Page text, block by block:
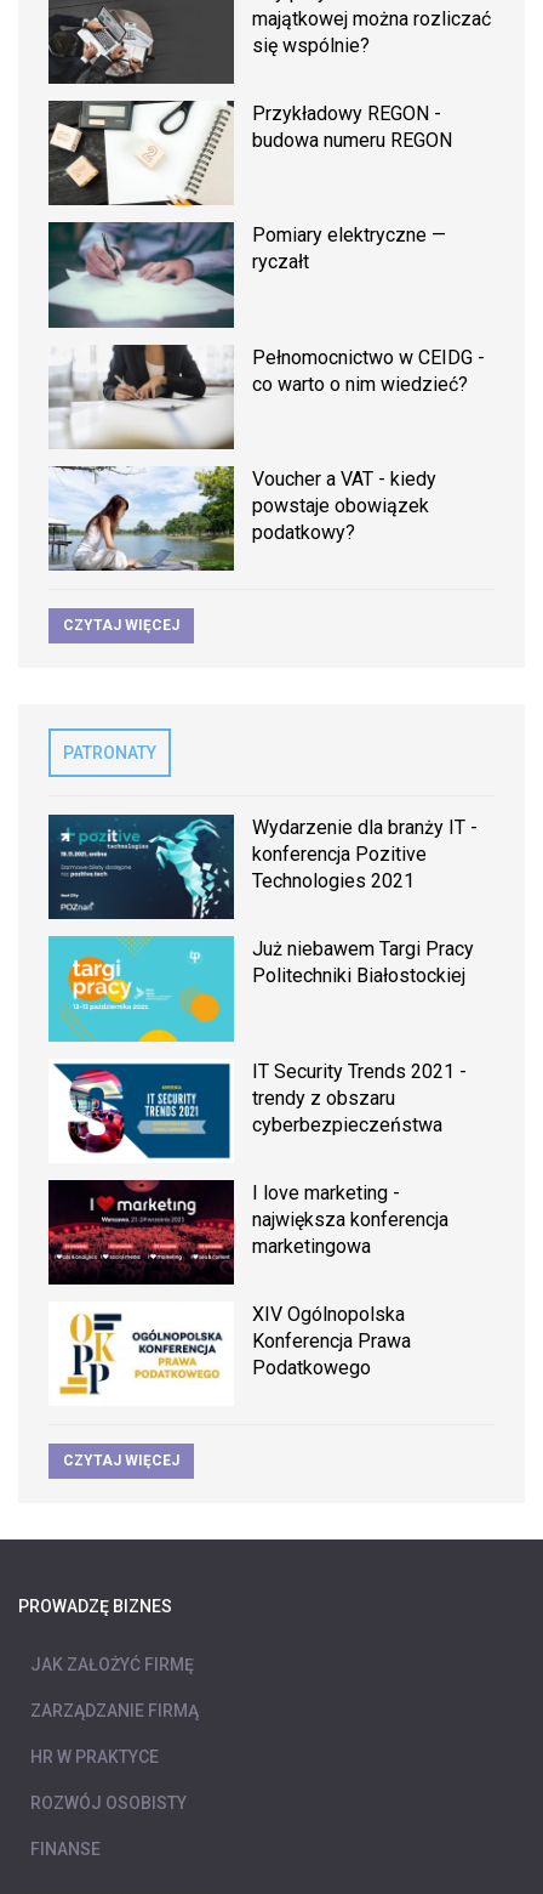
majątkowej można rozliczać
się wspólnie?
Przykładowy REGON -
budowa numeru REGON
Pomiary elektryczne —
ryczałt
Pełnomocnictwo w CEIDG -
co warto o nim wiedzieć?
Voucher a VAT - kiedy
powstaje obowiązek
podatkowy?
CZYTAJ WIĘCEJ
PATRONATY
Wydarzenie dla branży IT -
konferencja Pozitive
Technologies 2021
Już niebawem Targi Pracy
Politechniki Białostockiej
IT Security Trends 2021 -
trendy z obszaru
cyberbezpieczeństwa
I love marketing -
największa konferencja
marketingowa
XIV Ogólnopolska
Konferencja Prawa
Podatkowego
CZYTAJ WIĘCEJ
PROWADZĘ BIZNES
JAK ZAŁOŻYĆ FIRMĘ
ZARZĄDZANIE FIRMĄ
HR W PRAKTYCE
ROZWÓJ OSOBISTY
FINANSE